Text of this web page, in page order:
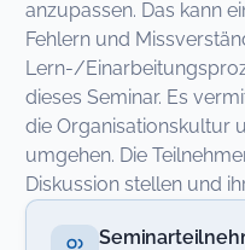
anzupassen. Das kann
Fehlern und
Lern-/
dieses Seminar. Es
die Organisationskultur
umgehen. Die
Diskussion stellen und